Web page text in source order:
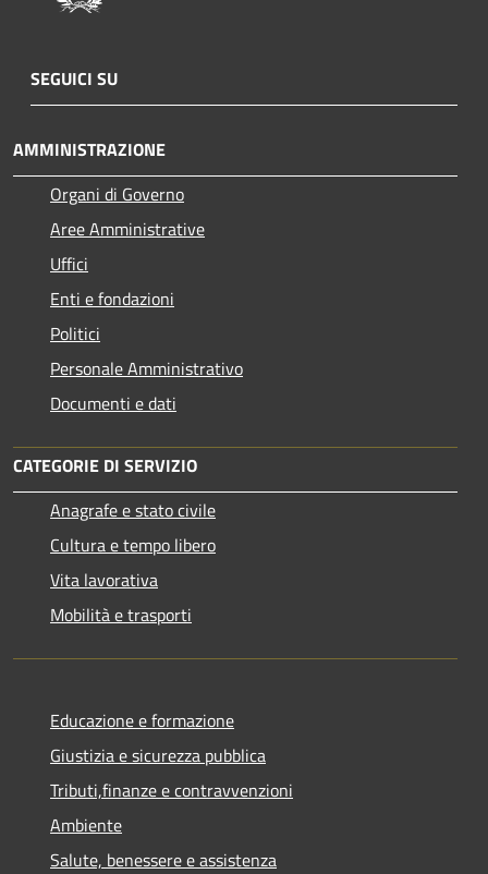
SEGUICI SU
AMMINISTRAZIONE
Organi di Governo
Aree Amministrative
Uffici
Enti e fondazioni
Politici
Personale Amministrativo
Documenti e dati
CATEGORIE DI SERVIZIO
Anagrafe e stato civile
Cultura e tempo libero
Vita lavorativa
Mobilità e trasporti
Educazione e formazione
Giustizia e sicurezza pubblica
Tributi,finanze e contravvenzioni
Ambiente
Salute, benessere e assistenza